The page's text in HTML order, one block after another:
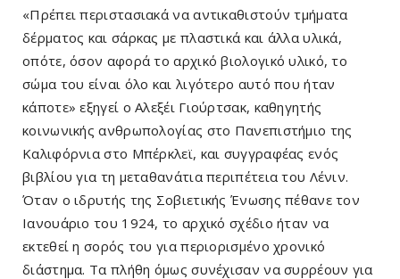
«Πρέπει περιστασιακά να αντικαθιστούν τμήματα
δέρματος και σάρκας με πλαστικά και άλλα υλικά,
οπότε, όσον αφορά το αρχικό βιολογικό υλικό, το
σώμα του είναι όλο και λιγότερο αυτό που ήταν
κάποτε» εξηγεί ο Αλεξέι Γιούρτσακ, καθηγητής
κοινωνικής ανθρωπολογίας στο Πανεπιστήμιο της
Καλιφόρνια στο Μπέρκλεϊ, και συγγραφέας ενός
βιβλίου για τη μεταθανάτια περιπέτεια του Λένιν.
Όταν ο ιδρυτής της Σοβιετικής Ένωσης πέθανε τον
Ιανουάριο του 1924, το αρχικό σχέδιο ήταν να
εκτεθεί η σορός του για περιορισμένο χρονικό
διάστημα. Τα πλήθη όμως συνέχισαν να συρρέουν για